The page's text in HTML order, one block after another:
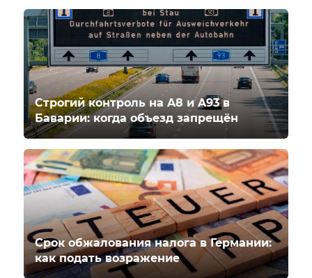
Строгий контроль на A8 и A93 в
Баварии: когда объезд запрещён
Срок обжалования налога в Германии:
как подать возражение